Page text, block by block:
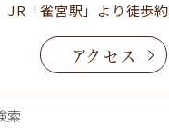
JR「雀宮駅」より徒歩
アクセス